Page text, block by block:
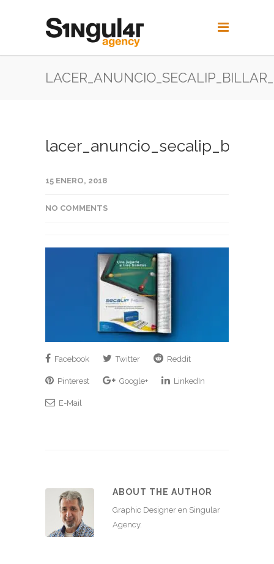
15 ENERO, 2018
NO COMMENTS
Facebook Twitter Reddit
Pinterest Google+ LinkedIn
E-Mail
ABOUT THE AUTHOR
Graphic Designer en Singular
Agency.